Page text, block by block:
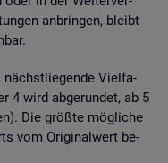
an­brin­gen, bleibt
nächst­lie­gen­de Viel­fa­
4 wird ab­ge­run­det, ab 5
Die grö­ß­te mög­li­che
vom Ori­gi­nal­wert be­